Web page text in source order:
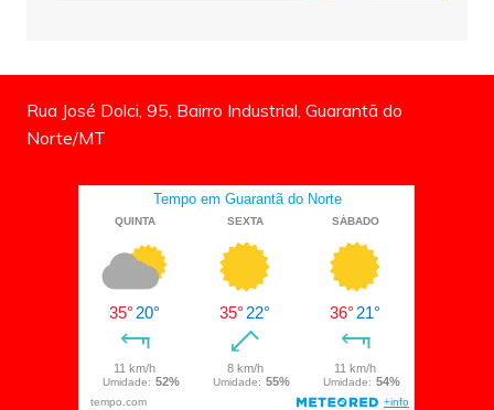
Rua José Dolci, 95, Bairro Industrial, Guarantã do
Norte/MT